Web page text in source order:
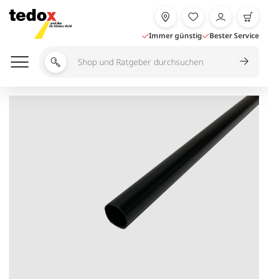
Inhalt
springen
Immer günstig Bester Service
Shop
Ratgeber